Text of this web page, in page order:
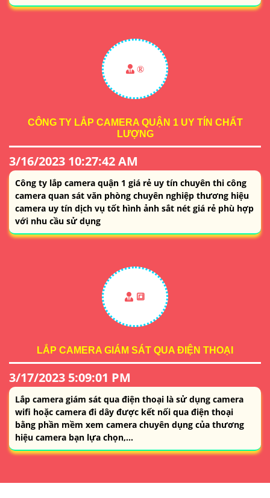
®️
CÔNG TY LẮP CAMERA QUẬN 1 UY TÍN CHẤT
LƯỢNG
3/16/2023 10:27:42 AM
Công ty lắp camera quận 1 giá rẻ uy tín chuyên thi công
camera quan sát văn phòng chuyên nghiệp thương hiệu
camera uy tín dịch vụ tốt hình ảnh sắt nét giá rẻ phù hợp
với nhu cầu sử dụng
🔳
LẮP CAMERA GIÁM SÁT QUA ĐIỆN THOẠI
3/17/2023 5:09:01 PM
Lắp camera giám sát qua điện thoại là sử dụng camera
wifi hoặc camera đi dây được kết nối qua điện thoại
bằng phần mềm xem camera chuyên dụng của thương
hiệu camera bạn lựa chọn,...